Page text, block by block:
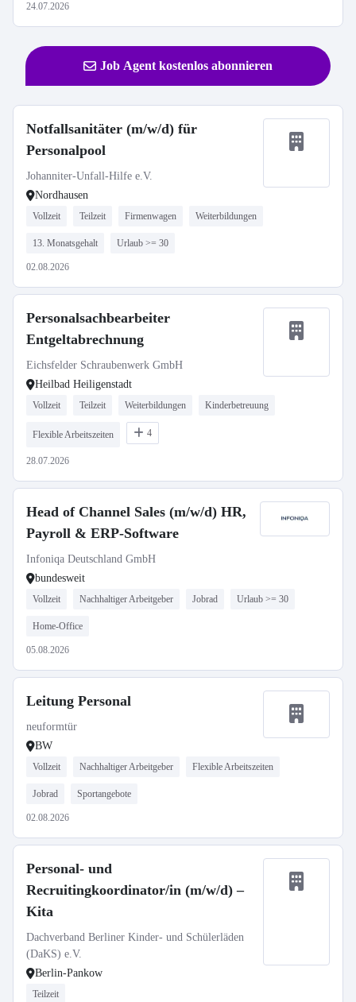
24.07.2026
Job Agent kostenlos abonnieren
Notfallsanitäter (m/w/d) für
Personalpool
Johanniter-Unfall-Hilfe e.V.
Nordhausen
Vollzeit Teilzeit Firmenwagen Weiterbildungen
13. Monatsgehalt Urlaub >= 30
02.08.2026
Personalsachbearbeiter
Entgeltabrechnung
Eichsfelder Schraubenwerk GmbH
Heilbad Heiligenstadt
Vollzeit Teilzeit Weiterbildungen Kinderbetreuung
Flexible Arbeitszeiten 4
28.07.2026
Head of Channel Sales (m/w/d) HR,
Payroll & ERP-Software
Infoniqa Deutschland GmbH
bundesweit
Vollzeit Nachhaltiger Arbeitgeber Jobrad Urlaub >= 30
Home-Office
05.08.2026
Leitung Personal
neuformtür
BW
Vollzeit Nachhaltiger Arbeitgeber Flexible Arbeitszeiten
Jobrad Sportangebote
02.08.2026
Personal- und
Recruitingkoordinator/in (m/w/d) –
Kita
Dachverband Berliner Kinder- und Schülerläden
(DaKS) e.V.
Berlin-Pankow
Teilzeit